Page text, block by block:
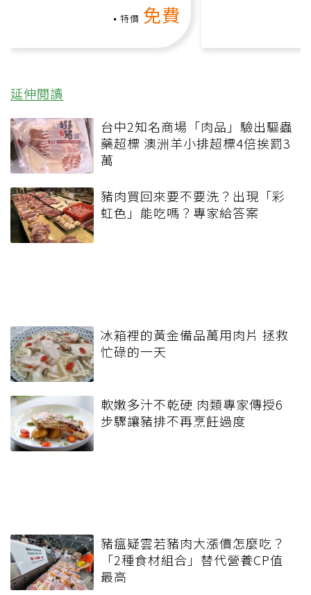
特價 免費
延伸閱讀
台中2知名商場「肉品」驗出驅蟲
藥超標 澳洲羊小排超標4倍挨罰3
萬
豬肉買回來要不要洗？出現「彩
虹色」能吃嗎？專家給答案
冰箱裡的黃金備品萬用肉片 拯救
忙碌的一天
軟嫩多汁不乾硬 肉類專家傳授6
步驟讓豬排不再烹飪過度
豬瘟疑雲若豬肉大漲價怎麼吃？
「2種食材組合」替代營養CP值
最高